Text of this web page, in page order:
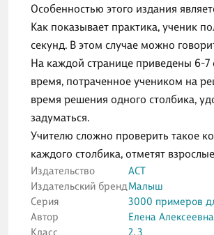
Особенностью этого издания
Как показывает практика, ученик
секунд. В этом случае можно
На каждой странице приведены 6-7
время, потраченное учеником на
время решения одного столбика,
задуматься.
Учителю сложно проверить такое
каждого столбика, отметят
Издательство
АСТ
Издательский брендМалыш
Серия
3000 примеров
Автор
Елена
Класс
2,3